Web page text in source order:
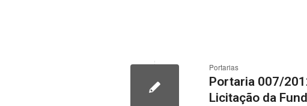
Portarias
Portaria 007/
Licitação da